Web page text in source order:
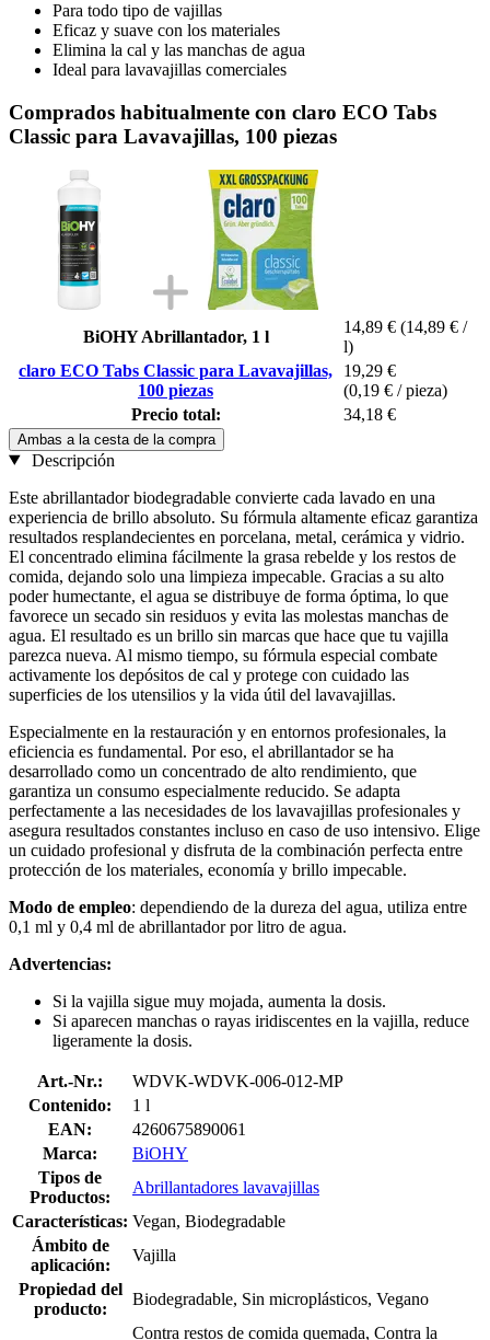
Para todo tipo de vajillas
Eficaz y suave con los materiales
Elimina la cal y las manchas de agua
Ideal para lavavajillas comerciales
Comprados habitualmente con claro ECO Tabs
Classic para Lavavajillas, 100 piezas
BiOHY Abrillantador, 1 l
14,89 € (14,89 € /
l)
claro ECO Tabs Classic para Lavavajillas,
100 piezas
19,29 €
(0,19 € / pieza)
Precio total:
34,18 €
Ambas a la cesta de la compra
Descripción
Este abrillantador biodegradable convierte cada lavado en una
experiencia de brillo absoluto. Su fórmula altamente eficaz garantiza
resultados resplandecientes en porcelana, metal, cerámica y vidrio.
El concentrado elimina fácilmente la grasa rebelde y los restos de
comida, dejando solo una limpieza impecable. Gracias a su alto
poder humectante, el agua se distribuye de forma óptima, lo que
favorece un secado sin residuos y evita las molestas manchas de
agua. El resultado es un brillo sin marcas que hace que tu vajilla
parezca nueva. Al mismo tiempo, su fórmula especial combate
activamente los depósitos de cal y protege con cuidado las
superficies de los utensilios y la vida útil del lavavajillas.
Especialmente en la restauración y en entornos profesionales, la
eficiencia es fundamental. Por eso, el abrillantador se ha
desarrollado como un concentrado de alto rendimiento, que
garantiza un consumo especialmente reducido. Se adapta
perfectamente a las necesidades de los lavavajillas profesionales y
asegura resultados constantes incluso en caso de uso intensivo. Elige
un cuidado profesional y disfruta de la combinación perfecta entre
protección de los materiales, economía y brillo impecable.
Modo de empleo: dependiendo de la dureza del agua, utiliza entre
0,1 ml y 0,4 ml de abrillantador por litro de agua.
Advertencias:
Si la vajilla sigue muy mojada, aumenta la dosis.
Si aparecen manchas o rayas iridiscentes en la vajilla, reduce
ligeramente la dosis.
Art.-Nr.:
WDVK-WDVK-006-012-MP
Contenido:
1 l
EAN:
4260675890061
Marca:
BiOHY
Tipos de
Productos:
Abrillantadores lavavajillas
Características: Vegan, Biodegradable
Ámbito de
aplicación:
Vajilla
Propiedad del
producto:
Biodegradable, Sin microplásticos, Vegano
Contra restos de comida quemada, Contra la